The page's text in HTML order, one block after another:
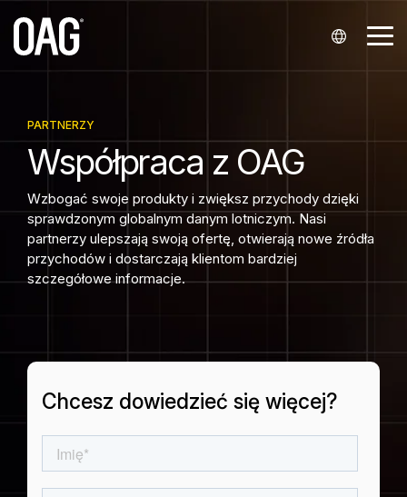
do
głównej
Angielski (
English
Portugalski (
Português
中文
Hiszpański (
Español
Rozkłady lotów
Status
Ceny biletów lotniczych
Historyczne
Minimalny czas przesiadki
Dane podstawowe
Połączenia lotnicze
API
Powiadomienia
Snowflake
Analiza cen biletów lotniczych
Analiza rezerwacji pasażerskich
Porty lotnicze
Dostawcy usług lotniskowych
Finanse
Moje konto
Skontaktuj się z pomocą techniczną
Portal klienta Infare
Nasze lokalizacje
Wydarzenia
Kariera
Skontaktuj się z działem sprzedaży
Zapytania prasowe
Współpraca z liniami lotniczymi
Start-upy
PARTNERZY
Współpraca z OAG
Wzbogać swoje produkty i zwiększ przychody dzięki
sprawdzonym globalnym danym lotniczym. Nasi
partnerzy ulepszają swoją ofertę, otwierają nowe źródła
przychodów i dostarczają klientom bardziej
szczegółowe informacje.
Chcesz dowiedzieć się więcej?